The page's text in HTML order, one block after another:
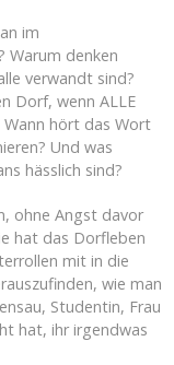
im
Warum denken
verwandt sind?
Dorf, wenn ALLE
Wann hört das Wort
Und was
hässlich sind?
ohne Angst davor
hat das Dorfleben
mit in die
wie man
Studentin, Frau
hat, ihr irgendwas